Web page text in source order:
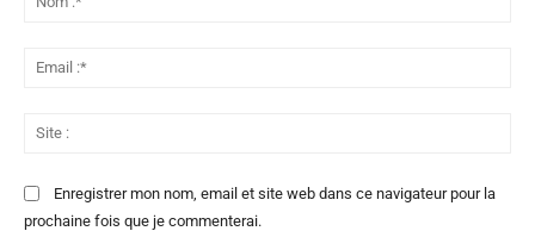
Enregistrer mon nom, email et site web dans ce navigateur pour la
prochaine fois que je commenterai.